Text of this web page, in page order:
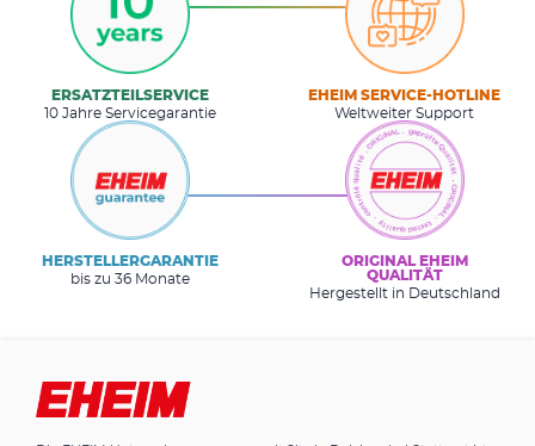
ERSATZTEILSERVICE
10 Jahre Servicegarantie
EHEIM SERVICE-HOTLINE
Weltweiter Support
HERSTELLERGARANTIE
bis zu 36 Monate
ORIGINAL EHEIM
QUALITÄT
Hergestellt in Deutschland